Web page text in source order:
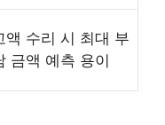
액 수리 시 최대 부
금액 예측 용이